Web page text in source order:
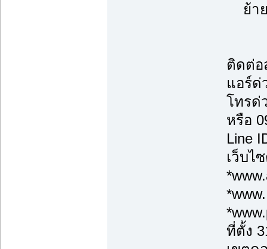
ย้าย
ติดต่อ
แอร์ด่
โทรด่
หรือ
Line
เว็บไ
ที่ตั้ง